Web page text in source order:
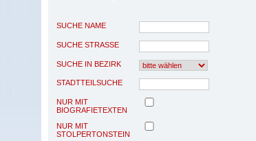
SUCHE NAME
SUCHE STRASSE
SUCHE IN BEZIRK
STADTTEILSUCHE
NUR MIT
BIOGRAFIETEXTEN
NUR MIT
STOLPERTONSTEIN